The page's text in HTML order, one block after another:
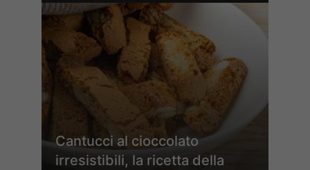
Cantucci al cioccolato
irresistibili, la ricetta della